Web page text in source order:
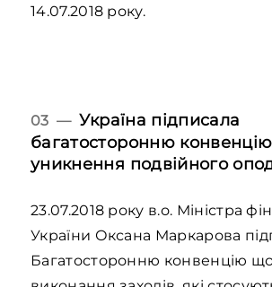
14.07.2018 року.
03 —Україна підписала
багатосторонню
уникнення подвійного
23.07.2018 року в.о. Міністра
України Оксана Маркарова
Багатосторонню конвенцію